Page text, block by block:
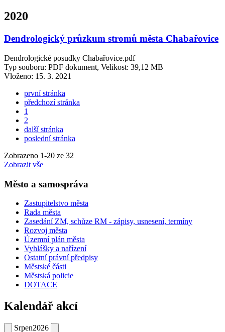
2020
Dendrologický průzkum stromů města Chabařovice
Dendrologické posudky Chabařovice.pdf
Typ souboru: PDF dokument, Velikost: 39,12 MB
Vloženo: 15. 3. 2021
první stránka
předchozí stránka
1
2
další stránka
poslední stránka
Zobrazeno 1-20 ze 32
Zobrazit vše
Město a samospráva
Zastupitelstvo města
Rada města
Zasedání ZM, schůze RM - zápisy, usnesení, termíny
Rozvoj města
Územní plán města
Vyhlášky a nařízení
Ostatní právní předpisy
Městské části
Městská policie
DOTACE
Kalendář akcí
Srpen2026